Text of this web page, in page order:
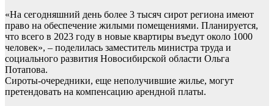
«На сегодняшний день более 3 тысяч сирот региона имеют
право на обеспечение жилыми помещениями. Планируется,
что всего в 2023 году в новые квартиры въедут около 1000
человек», – поделилась заместитель министра труда и
социального развития Новосибирской области Ольга
Потапова.
Сироты-очередники, еще неполучившие жилье, могут
претендовать на компенсацию арендной платы.